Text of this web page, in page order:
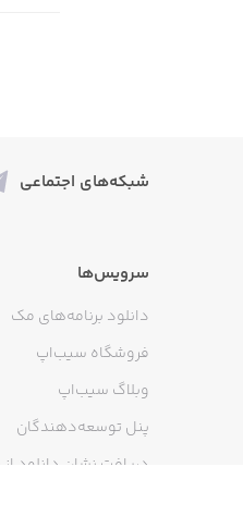
شبکه‌های اجتماعی
سرویس‌ها
دانلود برنامه‌های مک
فروشگاه سیب‌اپ
وبلاگ سیب‌اپ
پنل توسعه‌دهندگان
دریافت نشان دانلود